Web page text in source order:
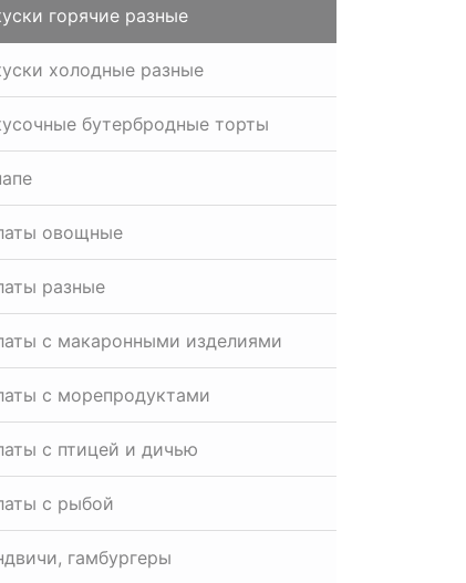
горячие разные
холодные разные
бутербродные торты
овощные
разные
с макаронными изделиями
с морепродуктами
с птицей и дичью
с рыбой
гамбургеры